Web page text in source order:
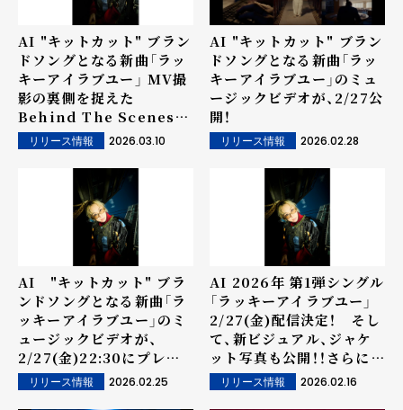
AI "キットカット" ブラン
ドソングとなる新曲「ラッ
キーアイラブユー」 MV撮
影の裏側を捉えた
Behind The Scenesが
公開！
リリース情報 2026.03.10
AI "キットカット" ブラン
ドソングとなる新曲「ラッ
キーアイラブユー」のミュ
ージックビデオが、2/27公
開！
リリース情報 2026.02.28
AI "キットカット" ブラ
ンドソングとなる新曲「ラ
ッキーアイラブユー」のミ
ュージックビデオが、
2/27(金)22:30にプレミ
ア公開決定！
リリース情報 2026.02.25
AI 2026年 第1弾シングル
「ラッキーアイラブユー」
2/27(金)配信決定！ そし
て、新ビジュアル、ジャケ
ット写真も公開！！さらに、
Pre-add / Pre-Saveキ
ャンペーンもスタート
リリース情報 2026.02.16